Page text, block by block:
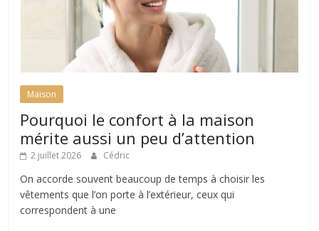
Maison
Pourquoi le confort à la maison
mérite aussi un peu d’attention
2 juillet 2026 Cédric
On accorde souvent beaucoup de temps à choisir les
vêtements que l’on porte à l’extérieur, ceux qui
correspondent à une